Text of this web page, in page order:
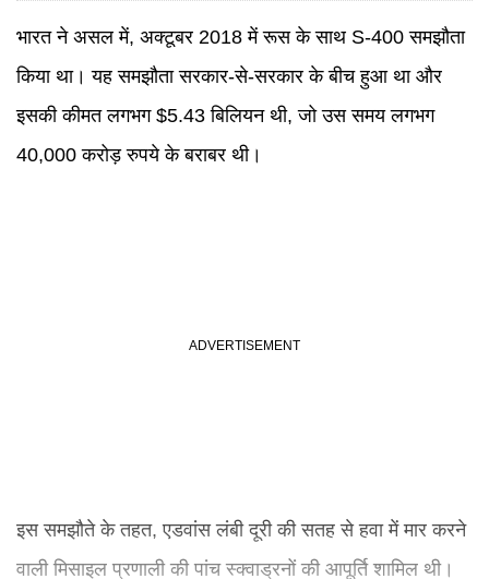
भारत ने असल में, अक्टूबर 2018 में रूस के साथ S-400 समझौता
किया था। यह समझौता सरकार-से-सरकार के बीच हुआ था और
इसकी कीमत लगभग $5.43 बिलियन थी, जो उस समय लगभग
40,000 करोड़ रुपये के बराबर थी।
इस समझौते के तहत, एडवांस लंबी दूरी की सतह से हवा में मार करने
वाली मिसाइल प्रणाली की पांच स्क्वाड्रनों की आपूर्ति शामिल थी।